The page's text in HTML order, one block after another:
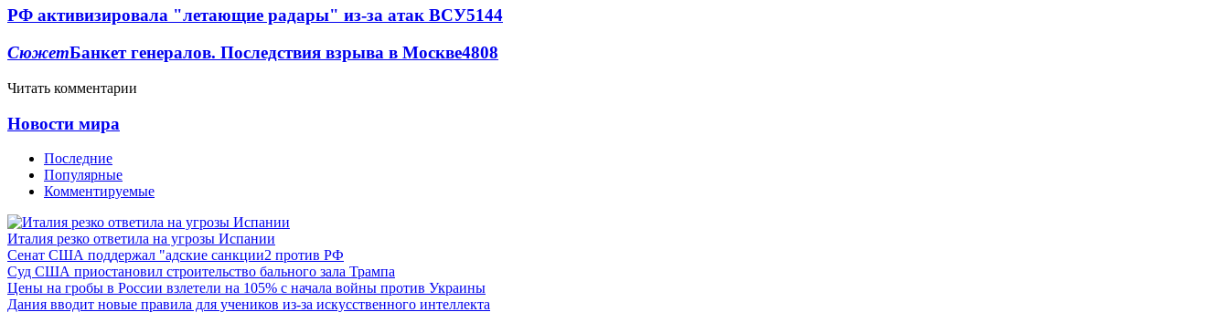
РФ активизировала "летающие радары" из-за атак ВСУ5144
СюжетБанкет генералов. Последствия взрыва в Москве4808
Читать комментарии
Новости мира
Последние
Популярные
Комментируемые
Италия резко ответила на угрозы Испании
Сенат США поддержал "адские санкции2 против РФ
Суд США приостановил строительство бального зала Трампа
Цены на гробы в России взлетели на 105% с начала войны против Украины
Дания вводит новые правила для учеников из-за искусственного интеллекта